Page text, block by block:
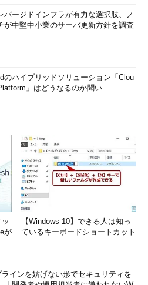
support/manual/mail/plala_mail/setup/
ージ（2014年5月時点）
定値が似ているOutlook 2007／2010向け解説ペ
は「SMTP認証を有効にする」かつ「暗号化す
バー」「送信メールサーバー」などと表記されて
定］タブ－「送信サーバー (SMTP)」欄が該当。
続
や、［アカウントを追加］ボタン
先に進まない場合は、以下のこと
試行してほしい。
用ではなく、追加しようとして
レスにひも付いているメールサー
「msa.example.ne.jp」
バージドインフラが有力な選択肢、ノ
が中堅中小業のサーバ更新方針を調査
のハイブリッドソリューション「Clou
」はどうなるのか聞い...
が
【Windows 10】できる人は知っ
ているキーボードショートカット
インを妨げない形でセキュリティを